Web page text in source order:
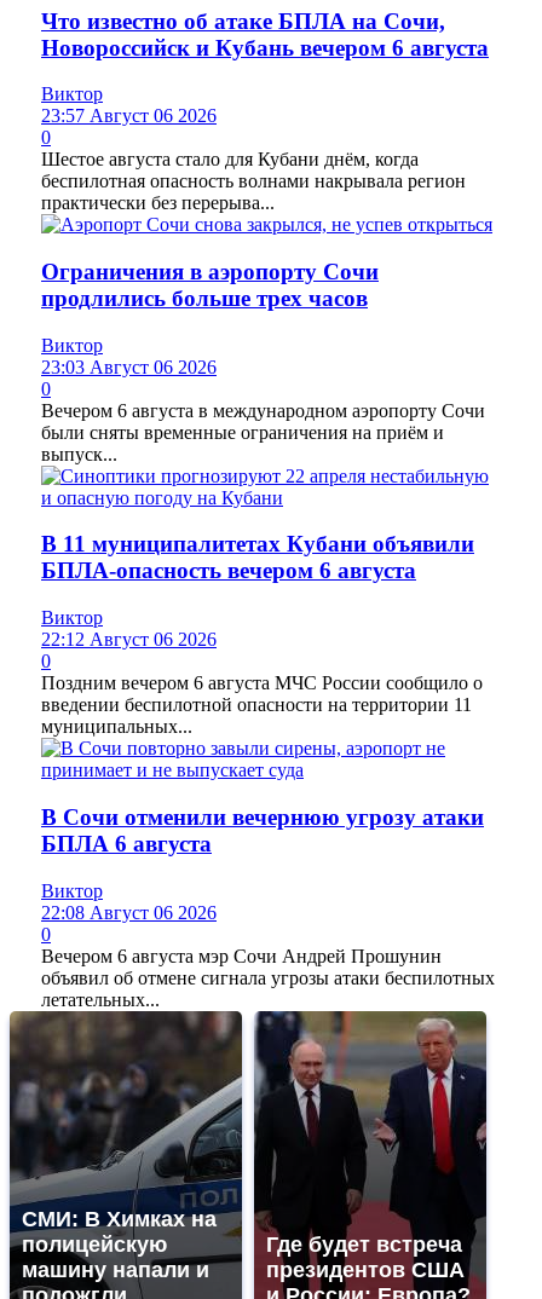
Что известно об атаке БПЛА на Сочи,
Новороссийск и Кубань вечером 6 августа
Виктор
23:57 Август 06 2026
0
Шестое августа стало для Кубани днём, когда
беспилотная опасность волнами накрывала регион
практически без перерыва...
Ограничения в аэропорту Сочи
продлились больше трех часов
Виктор
23:03 Август 06 2026
0
Вечером 6 августа в международном аэропорту Сочи
были сняты временные ограничения на приём и
выпуск...
В 11 муниципалитетах Кубани объявили
БПЛА-опасность вечером 6 августа
Виктор
22:12 Август 06 2026
0
Поздним вечером 6 августа МЧС России сообщило о
введении беспилотной опасности на территории 11
муниципальных...
В Сочи отменили вечернюю угрозу атаки
БПЛА 6 августа
Виктор
22:08 Август 06 2026
0
Вечером 6 августа мэр Сочи Андрей Прошунин
объявил об отмене сигнала угрозы атаки беспилотных
летательных...
СМИ: В Химках на
полицейскую
машину напали и
Где будет встреча
президентов США